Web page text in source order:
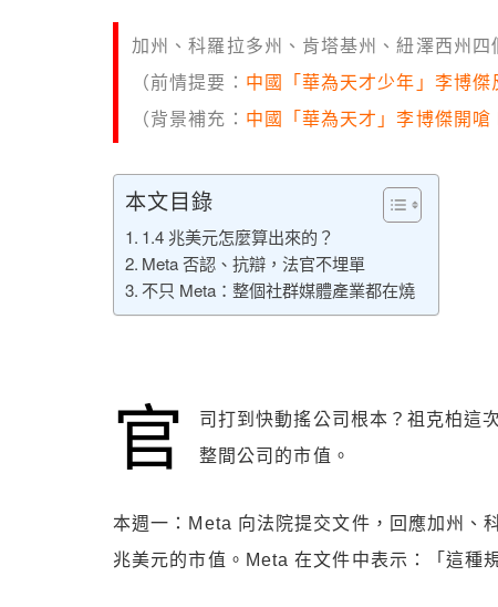
加州、科羅拉多州、肯塔基州、紐澤西州
（前情提要： 中國「華為天才少年」李博
（背景補充： 中國「華為天才」李博傑開
本文目錄
1.4 兆美元怎麼算出來的？
Meta 否認、抗辯，法官不埋單
不只 Meta：整個社群媒體產業都在燒
官
司打到快動搖公司根本？祖克柏這
整間公司的市值。
本週一：Meta 向法院提交文件，回應加州、
兆美元的市值。Meta 在文件中表示：「這種